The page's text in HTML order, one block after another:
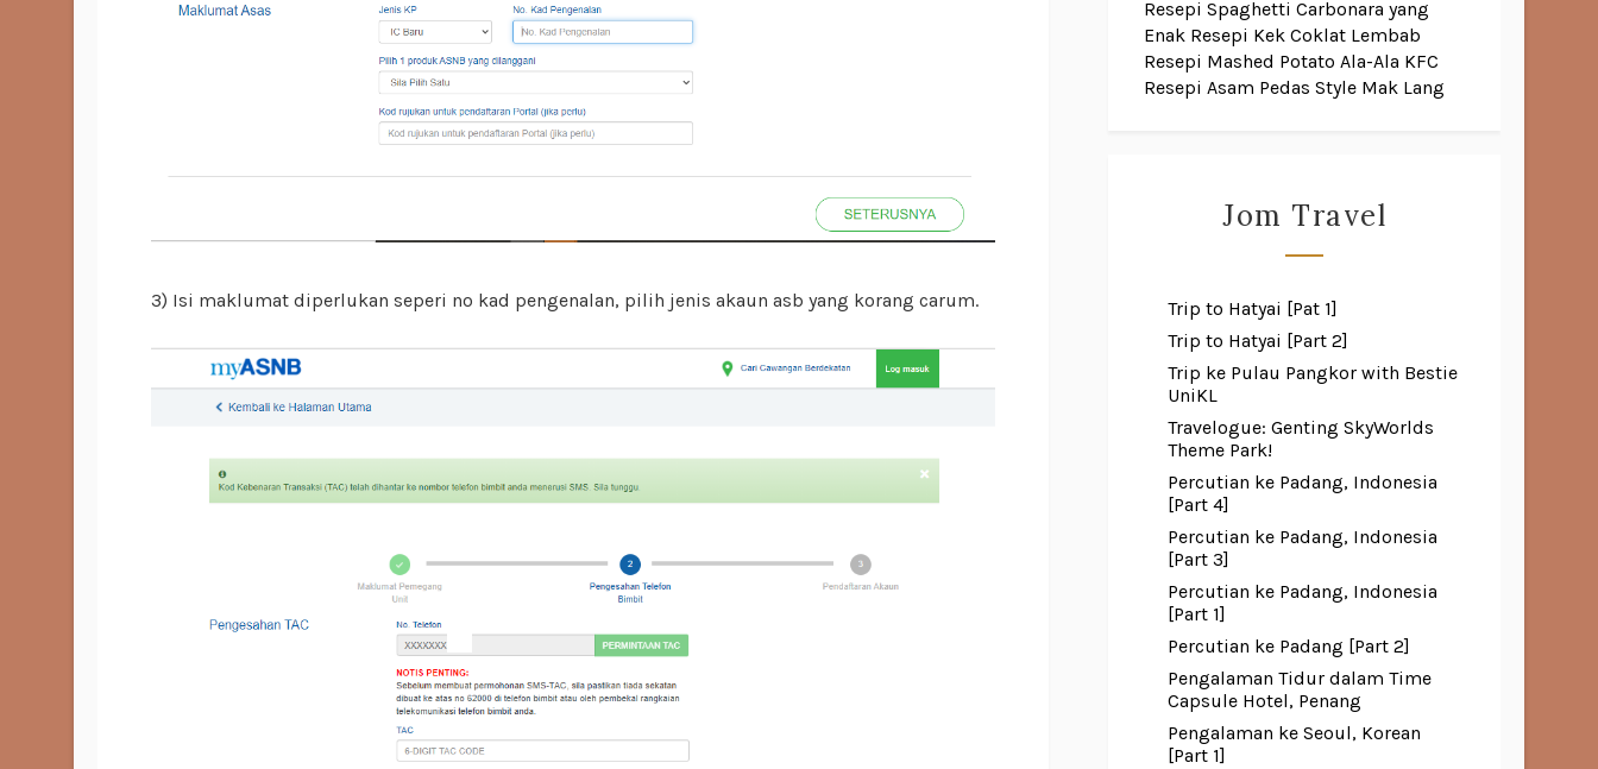
3) Isi maklumat diperlukan seperi no kad pengenalan, pilih jenis akaun asb yang korang carum.
Resepi Spaghetti Carbonara yang
Enak Resepi Kek Coklat Lembab
Resepi Mashed Potato Ala-Ala KFC
Resepi Asam Pedas Style Mak Lang
Jom Travel
Trip to Hatyai [Pat 1]
Trip to Hatyai [Part 2]
Trip ke Pulau Pangkor with Bestie
UniKL
Travelogue: Genting SkyWorlds
Theme Park!
Percutian ke Padang, Indonesia
[Part 4]
Percutian ke Padang, Indonesia
[Part 3]
Percutian ke Padang, Indonesia
[Part 1]
Percutian ke Padang [Part 2]
Pengalaman Tidur dalam Time
Capsule Hotel, Penang
Pengalaman ke Seoul, Korean
[Part 1]